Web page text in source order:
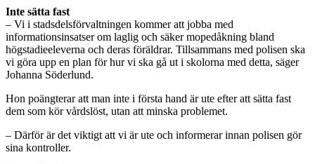
Inte sätta fast
– Vi i stadsdelsförvaltningen kommer att jobba med
informationsinsatser om laglig och säker mopedåkning bland
högstadieeleverna och deras föräldrar. Tillsammans med polisen ska
vi göra upp en plan för hur vi ska gå ut i skolorna med detta, säger
Johanna Söderlund.
Hon poängterar att man inte i första hand är ute efter att sätta fast
dem som kör vårdslöst, utan att minska problemet.
– Därför är det viktigt att vi är ute och informerar innan polisen gör
sina kontroller.